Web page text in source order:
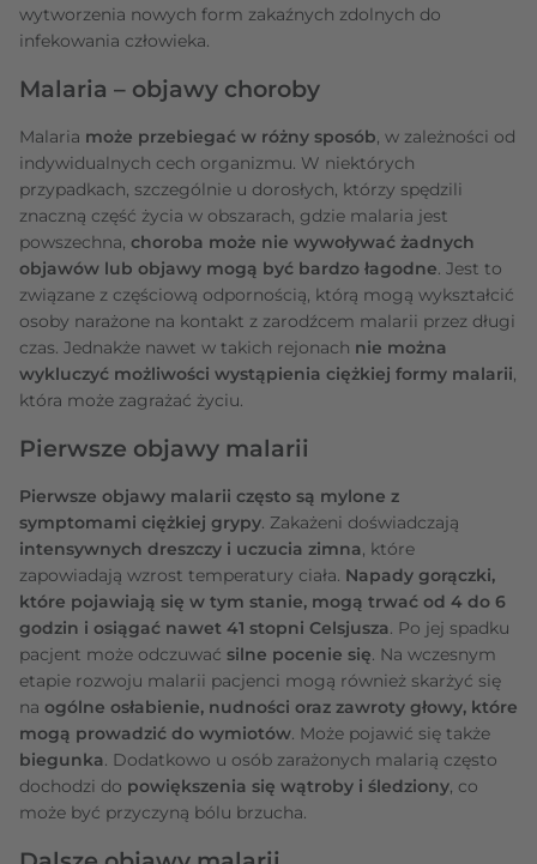
wytworzenia nowych form zakaźnych zdolnych do
infekowania człowieka.
Malaria – objawy choroby
Malaria może przebiegać w różny sposób, w zależności od
indywidualnych cech organizmu. W niektórych
przypadkach, szczególnie u dorosłych, którzy spędzili
znaczną część życia w obszarach, gdzie malaria jest
powszechna, choroba może nie wywoływać żadnych
objawów lub objawy mogą być bardzo łagodne. Jest to
związane z częściową odpornością, którą mogą wykształcić
osoby narażone na kontakt z zarodźcem malarii przez długi
czas. Jednakże nawet w takich rejonach nie można
wykluczyć możliwości wystąpienia ciężkiej formy malarii,
która może zagrażać życiu.
Pierwsze objawy malarii
Pierwsze objawy malarii często są mylone z
symptomami ciężkiej grypy. Zakażeni doświadczają
intensywnych dreszczy i uczucia zimna, które
zapowiadają wzrost temperatury ciała. Napady gorączki,
które pojawiają się w tym stanie, mogą trwać od 4 do 6
godzin i osiągać nawet 41 stopni Celsjusza. Po jej spadku
pacjent może odczuwać silne pocenie się. Na wczesnym
etapie rozwoju malarii pacjenci mogą również skarżyć się
na ogólne osłabienie, nudności oraz zawroty głowy, które
mogą prowadzić do wymiotów. Może pojawić się także
biegunka. Dodatkowo u osób zarażonych malarią często
dochodzi do powiększenia się wątroby i śledziony, co
może być przyczyną bólu brzucha.